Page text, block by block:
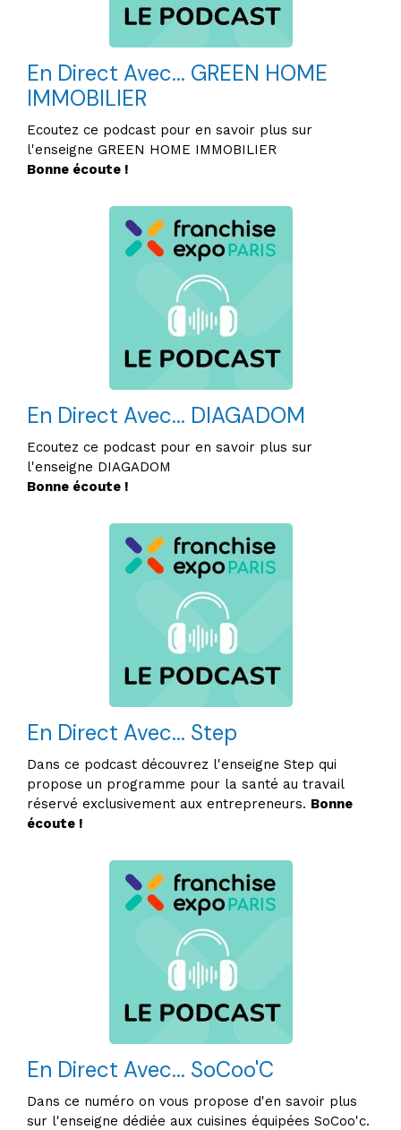
En Direct Avec... GREEN HOME
IMMOBILIER
Ecoutez ce podcast pour en savoir plus sur
l'enseigne GREEN HOME IMMOBILIER
Bonne écoute !
En Direct Avec... DIAGADOM
Ecoutez ce podcast pour en savoir plus sur
l'enseigne DIAGADOM
Bonne écoute !
En Direct Avec... Step
Dans ce podcast découvrez l'enseigne Step qui
propose un programme pour la santé au travail
réservé exclusivement aux entrepreneurs. Bonne
écoute !
En Direct Avec... SoCoo'C
Dans ce numéro on vous propose d'en savoir plus
sur l'enseigne dédiée aux cuisines équipées SoCoo'c.